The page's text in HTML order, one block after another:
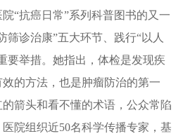
院“抗癌日常”系列科普图书的又一
筛诊治康”五大环节、践行“以人
要举措。她指出，体检是发现疾
的方法，也是肿瘤防治的第一
箭头和看不懂的术语，公众常陷
院组织近50名科学传播专家，基